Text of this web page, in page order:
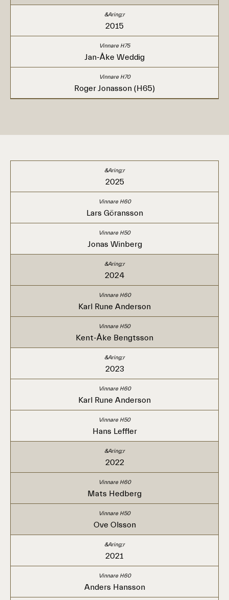
2015
Jan-Åke Weddig
Roger Jonasson (H65)
2025
Lars Göransson
Jonas Winberg
2024
Karl Rune Anderson
Kent-Åke Bengtsson
2023
Karl Rune Anderson
Hans Leffler
2022
Mats Hedberg
Ove Olsson
2021
Anders Hansson